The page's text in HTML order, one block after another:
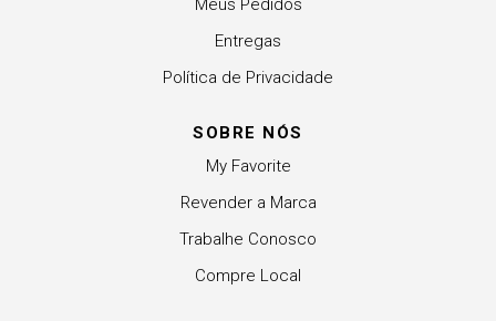
Meus Pedidos
Entregas
Política de Privacidade
SOBRE NÓS
My Favorite
Revender a Marca
Trabalhe Conosco
Compre Local